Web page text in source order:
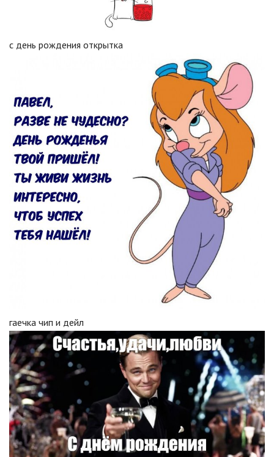
с день рождения открытка
гаечка чип и дейл